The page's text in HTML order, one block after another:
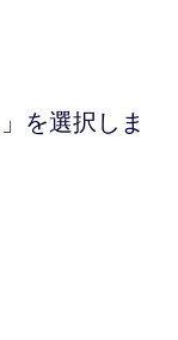
を選択しま